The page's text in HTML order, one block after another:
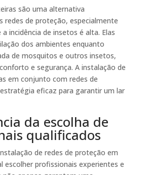
são uma alternativa
redes de proteção, especialmente
incidência de insetos é alta. Elas
dos ambientes enquanto
de mosquitos e outros insetos,
e segurança. A instalação de
em conjunto com redes de
eficaz para garantir um lar
da escolha de
qualificados
de redes de proteção em
escolher profissionais experientes e